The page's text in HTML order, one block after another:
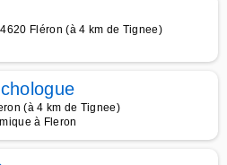
Fléron (à 4 km de Tignee)
(à 4 km de Tignee)
à Fleron